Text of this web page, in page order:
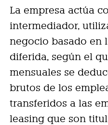
La empresa actúa
intermediador,
negocio basado en
diferida, según el
mensuales se
brutos de los
transferidos a las
leasing que son